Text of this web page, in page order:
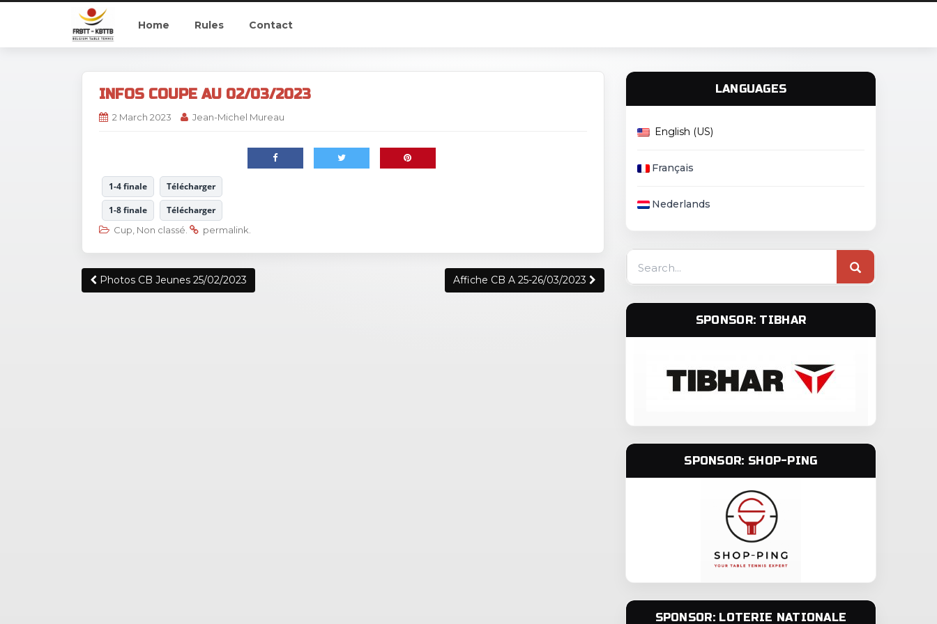
Home Rules Contact
INFOS COUPE AU 02/03/2023
2 March 2023 Jean-Michel Mureau
1-4 finale
Télécharger
1-8 finale
Télécharger
Cup Non classé permalink
Post
navigation
Photos CB Jeunes 25/02/2023 Affiche CB A 25-26/03/2023
LANGUAGES
English (US)
Français
Nederlands
for:
SPONSOR: TIBHAR
SPONSOR: SHOP-PING
SPONSOR: LOTERIE NATIONALE